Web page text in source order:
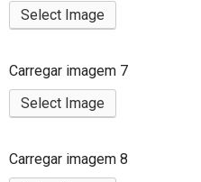
Select Image
Carregar imagem 7
Select Image
Carregar imagem 8